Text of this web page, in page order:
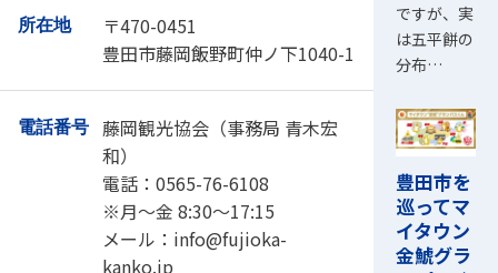
所在地
〒470-0451
豊田市藤岡飯野町仲ノ下1040-1
電話番号
藤岡観光協会（事務局 青木宏
和）
電話：0565-76-6108
※月～金 8:30～17:15
メール：info@fujioka-
kanko.jp
ですが、実
は五平餅の
分布…
豊田市を
巡ってマ
イタウン
金鯱グラ